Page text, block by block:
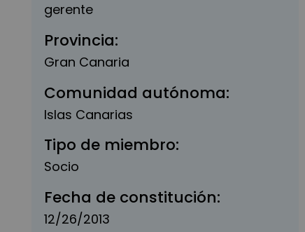
gerente
Provincia:
Gran Canaria
Comunidad autónoma:
Islas Canarias
Tipo de miembro:
Socio
Fecha de constitución:
12/26/2013